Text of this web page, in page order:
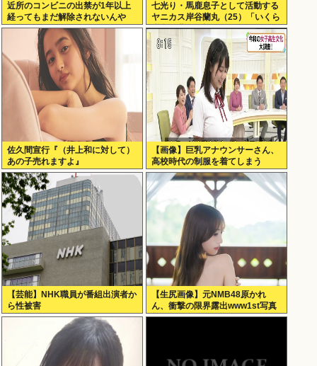
近所のコンビニの出禁が1年以上
経ってもまだ解除されないんや
が…
七光り・馬鹿息子として活動する
ヤニカス岸谷蘭丸（25）「いくら
税金を我々が払ってるんだと」
佐久間宣行『（井上和に対して）
あの子売れますよ』
【画像】巨乳アナウンサーさん、
高校時代の制服を着てしまう
【芸能】NHK職員が番組出演者か
ら性被害
【生尻画像】元NMB48原かれ
ん、衝撃の限界露出www1st写真
集でパールTバックのランジェリ